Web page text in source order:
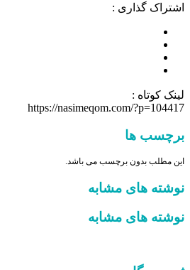
اشتراک گذاری :
لینک کوتاه :
https://nasimeqom.com/?p=104417
برچسب ها
این مطلب بدون برچسب می باشد.
نوشته های مشابه
نوشته های مشابه